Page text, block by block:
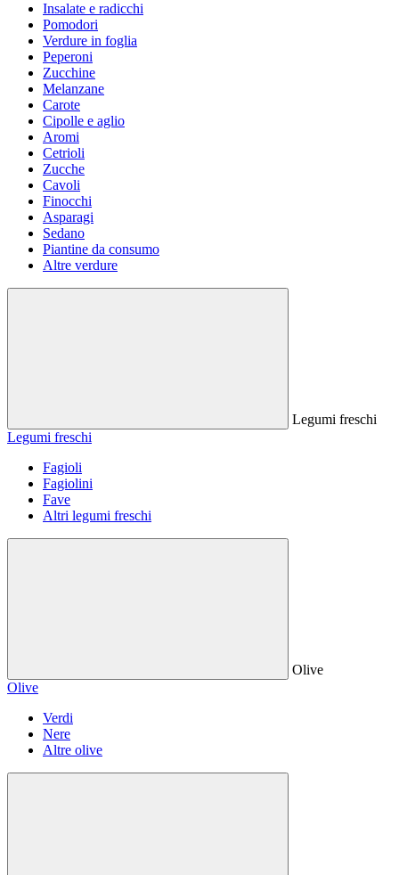
Insalate e radicchi
Pomodori
Verdure in foglia
Peperoni
Zucchine
Melanzane
Carote
Cipolle e aglio
Aromi
Cetrioli
Zucche
Cavoli
Finocchi
Asparagi
Sedano
Piantine da consumo
Altre verdure
Legumi freschi
Legumi freschi
Fagioli
Fagiolini
Fave
Altri legumi freschi
Olive
Olive
Verdi
Nere
Altre olive